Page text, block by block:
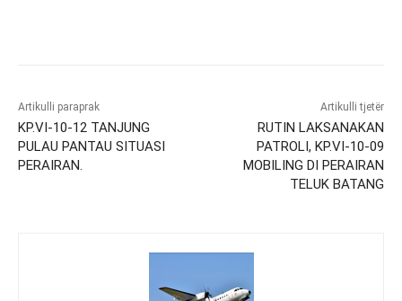
Artikulli paraprak
KP.VI-10-12 TANJUNG
PULAU PANTAU SITUASI
PERAIRAN.
Artikulli tjetër
RUTIN LAKSANAKAN
PATROLI, KP.VI-10-09
MOBILING DI PERAIRAN
TELUK BATANG